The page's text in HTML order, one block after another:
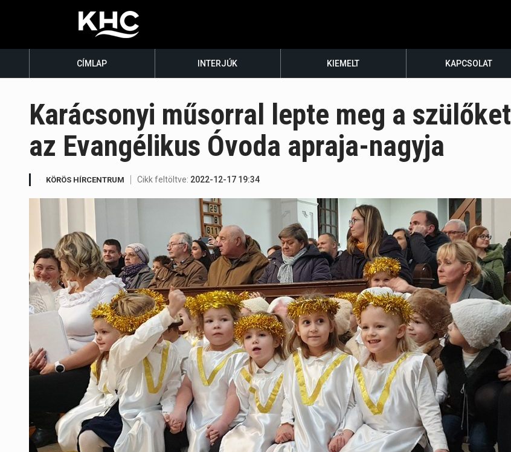
CÍMLAP INTERJÚK KIEMELT KAPCSOLAT
Karácsonyi műsorral lepte meg a szülőket
az Evangélikus Óvoda apraja-nagyja
KÖRÖS HÍRCENTRUM Cikk feltöltve: 2022-12-17 19:34